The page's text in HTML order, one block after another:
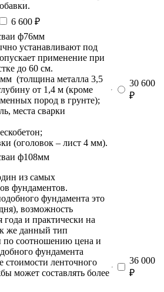
6 600 ₽
ф76мм
устанавливают под
применение при
до 60 см.
(толщина металла 3,5
от 1,4 м (кроме
пород в грунте);
места сварки
(оголовок – лист 4 мм).
30 600
₽
ф108мм
из самых
фундаментов.
фундамента это
возможность
и практически на
же данный тип
по соотношению цена и
фундамента
стоимости ленточного
может составлять более
36 000
₽